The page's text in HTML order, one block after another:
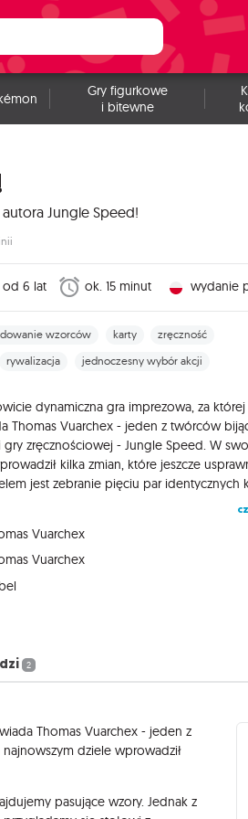
Gry figurkowe
i bitewne
Jungle Speed!
od 6 lat ok. 15 minut wydanie
wzorców karty zręczność
rywalizacja jednoczesny wybór akcji
dynamiczna gra imprezowa, za której
Thomas Vuarchex - jeden z twórców
zręcznościowej - Jungle Speed. W
kilka zmian, które jeszcze
Vuarchex
Vuarchex
2
Thomas Vuarchex - jeden z
dziele wprowadził
pasujące wzory. Jednak z